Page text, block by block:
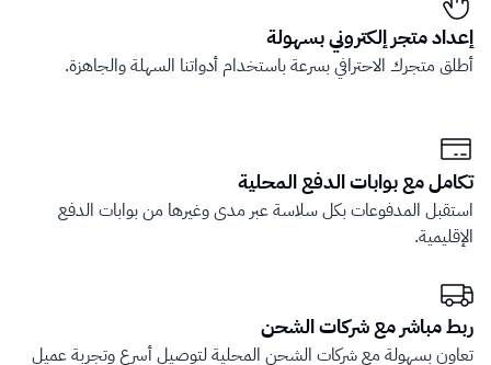
إعداد متجر إلكتروني بسهولة
أطلق متجرك الاحترافي بسرعة باستخدام أدواتنا السهلة والجاهزة.
تكامل مع بوابات الدفع المحلية
الإقليمية.
ربط مباشر مع شركات الشحن